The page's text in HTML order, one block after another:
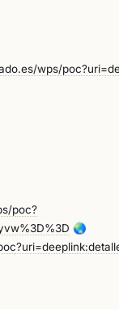
wps/
poc?
🌏